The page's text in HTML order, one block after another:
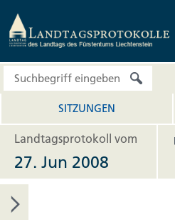
SITZUNGEN
Landtagsprotokoll vom
27. Jun 2008